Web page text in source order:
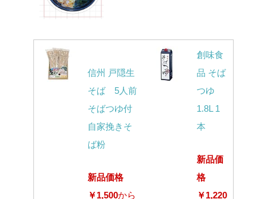
信州 戸隠生
そば 5人前
そばつゆ付
自家挽きそ
ば粉
新品価格
￥1,500から
創味食
品 そば
つゆ
1.8L 1
本
新品価
格
￥1,220